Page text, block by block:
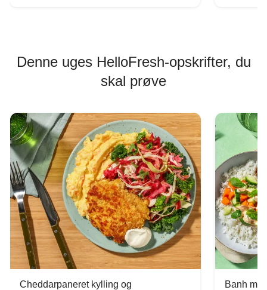
Denne uges HelloFresh-opskrifter, du
skal prøve
Cheddarpaneret kylling og
Banh mi-